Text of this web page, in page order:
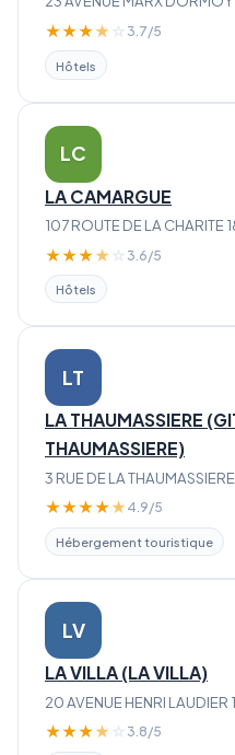
★★★★ ☆ 3.7/5
Hôtels
LC
LA CAMARGUE
107 ROUTE DE LA
★★★★ ☆ 3.6/5
Hôtels
LT
LA THAUMASSIERE
THAUMASSIERE)
3 RUE DE LA
★★★★★ 4.9/5
Hébergement touristique
LV
LA VILLA (LA VILLA)
20 AVENUE HENRI
★★★★ ☆ 3.8/5